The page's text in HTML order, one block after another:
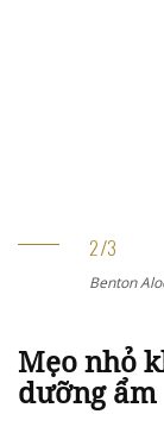
Benton
Mẹo nhỏ
dưỡng ẩm